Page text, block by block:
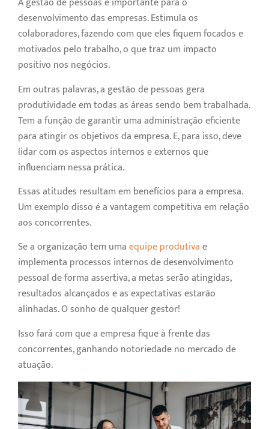
desenvolvimento das empresas. Estimula os
colaboradores, fazendo com que eles fiquem focados e
motivados pelo trabalho, o que traz um impacto
positivo nos negócios.
Em outras palavras, a gestão de pessoas gera
produtividade em todas as áreas sendo bem trabalhada.
Tem a função de garantir uma administração eficiente
para atingir os objetivos da empresa. E, para isso, deve
lidar com os aspectos internos e externos que
influenciam nessa prática.
Essas atitudes resultam em benefícios para a empresa.
Um exemplo disso é a vantagem competitiva em relação
aos concorrentes.
Se a organização tem umaequipe produtivae
implementa processos internos de desenvolvimento
pessoal de forma assertiva, a metas serão atingidas,
resultados alcançados e as expectativas estarão
alinhadas. O sonho de qualquer gestor!
Isso fará com que a empresa fique à frente das
concorrentes, ganhando notoriedade no mercado de
atuação.